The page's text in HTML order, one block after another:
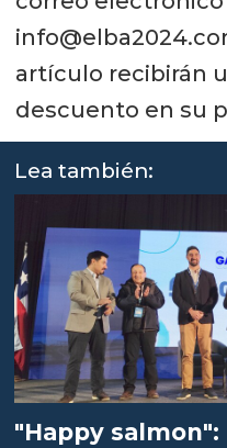
artículo recibirán
descuento en su
Lea también:
"Happy